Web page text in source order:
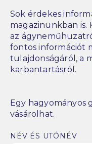
Sok érdekes
magazinunkban
az
fontos információt
tulajdonságáról, a
karbantartásról.
Egy hagyományos
vásárolhat.
NÉV ÉS UTÓNÉV